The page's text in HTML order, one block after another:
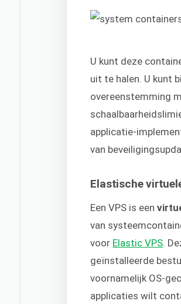
U kunt deze
uit te halen. U kunt
overeenstemming
applicatie-
van
Elastische
Een VPS is een
van
voor Elastic VPS .
geïnstalleerde
voornamelijk OS-
applicaties wilt